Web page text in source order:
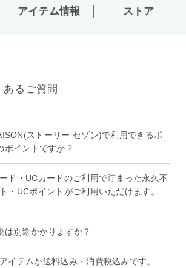
アイテム情報 ストア
あるご質問
ストーリー セゾン)で利用できるポ
ポイントですか？
ド・UCカードのご利用で貯まった永久不
・UCポイントがご利用いただけます。
は別途かかりますか？
イテムが送料込み・消費税込みです。